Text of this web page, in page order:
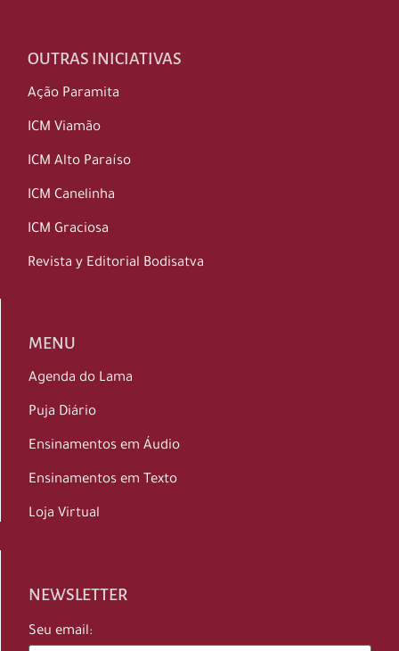
OUTRAS INICIATIVAS
Ação Paramita
ICM Viamão
ICM Alto Paraíso
ICM Canelinha
ICM Graciosa
Revista y Editorial Bodisatva
MENU
Agenda do Lama
Puja Diário
Ensinamentos em Áudio
Ensinamentos em Texto
Loja Virtual
NEWSLETTER
Seu email: